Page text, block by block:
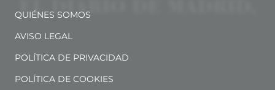
QUIÉNES SOMOS
AVISO LEGAL
POLÍTICA DE PRIVACIDAD
POLÍTICA DE COOKIES